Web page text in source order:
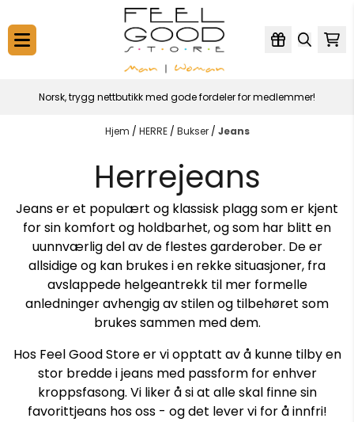
Norsk, trygg nettbutikk med gode fordeler for medlemmer!
Hjem / HERRE / Bukser / Jeans
Herrejeans
Jeans er et populært og klassisk plagg som er kjent
for sin komfort og holdbarhet, og som har blitt en
uunnværlig del av de flestes garderober. De er
allsidige og kan brukes i en rekke situasjoner, fra
avslappede helgeantrekk til mer formelle
anledninger avhengig av stilen og tilbehøret som
brukes sammen med dem.
Hos Feel Good Store er vi opptatt av å kunne tilby en
stor bredde i jeans med passform for enhver
kroppsfasong. Vi liker å si at alle skal finne sin
favorittjeans hos oss - og det lever vi for å innfri!